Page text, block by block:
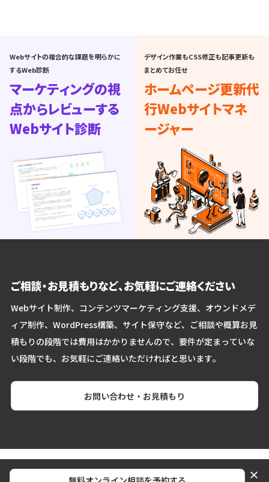
Webサイトの複合的な課題を明らかに
するWeb診断
マーケティングの視
点からレビューする
Webサイト診断
デザイン作業もCSS修正も記事更新も
まとめてお任せ
ホームページ更新代
行Webサイトマネ
ージャー
ご相談・お見積もりなど、お気軽にご連絡ください
Webサイト制作、コンテンツマーケティング支援、オウンドメデ
ィア制作、WordPress構築、サイト保守など、ご相談や概算お見
積もりの段階では費用はかかりませんので、要件が定まっていな
い段階でも、お気軽にご連絡いただければと思います。
お問い合わせ・お見積もり
BtoB Web制作会社 株式会社シロクロ ×